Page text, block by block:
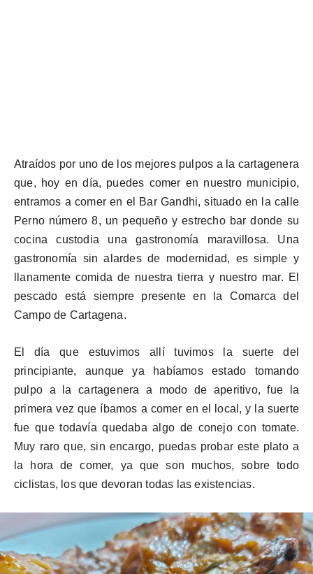
Atraídos por uno de los mejores pulpos a la cartagenera
que, hoy en día, puedes comer en nuestro municipio,
entramos a comer en el Bar Gandhi, situado en la calle
Perno número 8, un pequeño y estrecho bar donde su
cocina custodia una gastronomía maravillosa. Una
gastronomía sin alardes de modernidad, es simple y
llanamente comida de nuestra tierra y nuestro mar. El
pescado está siempre presente en la Comarca del
Campo de Cartagena.
El día que estuvimos allí tuvimos la suerte del
principiante, aunque ya habíamos estado tomando
pulpo a la cartagenera a modo de aperitivo, fue la
primera vez que íbamos a comer en el local, y la suerte
fue que todavía quedaba algo de conejo con tomate.
Muy raro que, sin encargo, puedas probar este plato a
la hora de comer, ya que son muchos, sobre todo
ciclistas, los que devoran todas las existencias.